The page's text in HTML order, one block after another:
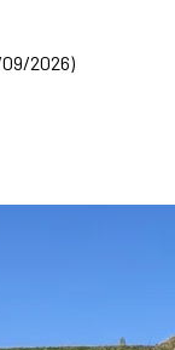
2026)